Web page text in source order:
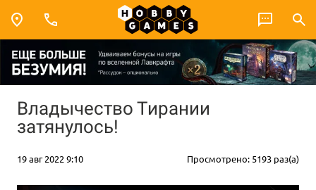
Владычество Тирании
затянулось!
19 авг 2022 9:10 Просмотрено: 5193 раз(а)